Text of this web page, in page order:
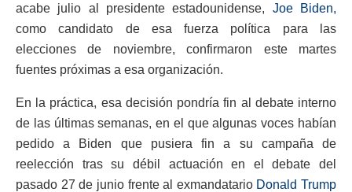
acabe julio al presidente estadounidense, Joe Biden,
como candidato de esa fuerza política para las
elecciones de noviembre, confirmaron este martes
fuentes próximas a esa organización.
En la práctica, esa decisión pondría fin al debate interno
de las últimas semanas, en el que algunas voces habían
pedido a Biden que pusiera fin a su campaña de
reelección tras su débil actuación en el debate del
pasado 27 de junio frente al exmandatario Donald Trump